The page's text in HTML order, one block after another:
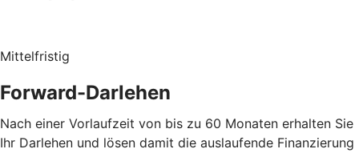
Mittelfristig
Forward-Darlehen
Nach einer Vorlaufzeit von bis zu 60 Monaten erhalten Sie
Ihr Darlehen und lösen damit die auslaufende Finanzierung